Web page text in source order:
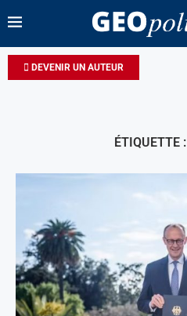
DEVENIR UN AUTEUR
ÉTIQUETTE :